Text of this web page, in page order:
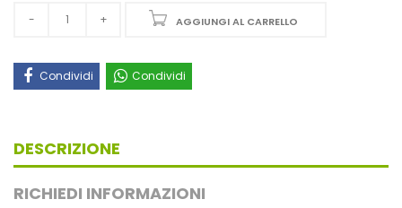
AGGIUNGI AL CARRELLO
Condividi Condividi
DESCRIZIONE
RICHIEDI INFORMAZIONI